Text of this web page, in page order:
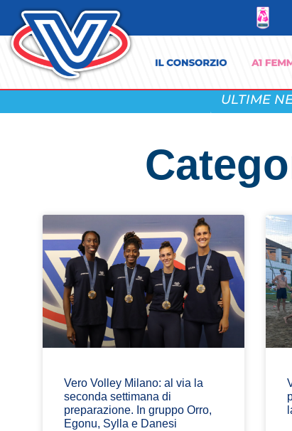
ULTIME
Vero Volley Milano: al via la
seconda settimana di
preparazione. In gruppo Orro,
Egonu, Sylla e Danesi